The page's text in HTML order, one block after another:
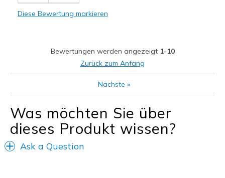
Geeignete Verwendung
Casual Wear
Feels true to size
Shoes are for Wearing
Diese Bewertung markieren
Bewertungen werden angezeigt 1-10
Zurück zum Anfang
Nächste »
Was möchten Sie über
dieses Produkt wissen?
Ask a Question